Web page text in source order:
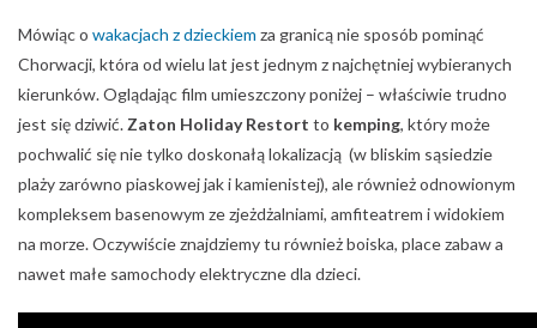
Mówiąc o wakacjach z dzieckiem za granicą nie sposób pominąć
Chorwacji, która od wielu lat jest jednym z najchętniej wybieranych
kierunków. Oglądając film umieszczony poniżej – właściwie trudno
jest się dziwić. Zaton Holiday Restort to kemping, który może
pochwalić się nie tylko doskonałą lokalizacją (w bliskim sąsiedzie
plaży zarówno piaskowej jak i kamienistej), ale również odnowionym
kompleksem basenowym ze zjeżdżalniami, amfiteatrem i widokiem
na morze. Oczywiście znajdziemy tu również boiska, place zabaw a
nawet małe samochody elektryczne dla dzieci.